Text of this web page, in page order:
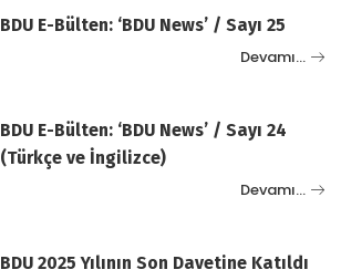
BDU E-Bülten: ‘BDU News’ / Sayı 25
Devamı…
BDU E-Bülten: ‘BDU News’ / Sayı 24
(Türkçe ve İngilizce)
Devamı…
BDU 2025 Yılının Son Davetine Katıldı